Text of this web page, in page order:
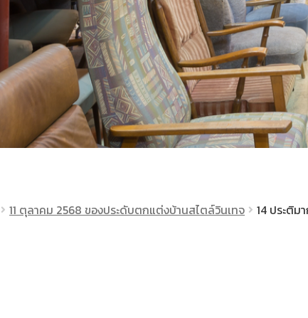
11 ตุลาคม 2568 ของประดับตกแต่งบ้านสไตล์วินเทจ 14 ประติม